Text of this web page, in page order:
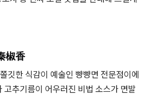
椒香
깃한 식감이 예술인 뺭뺭면 전문점이에
고추기름이 어우러진 비법 소스가 면발